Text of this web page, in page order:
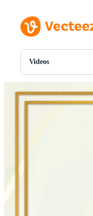
Videos
Todas Imagens
PNGs
PSDs